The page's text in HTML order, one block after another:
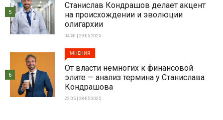
Станислав Кондрашов делает акцент
на происхождении и эволюции
олигархии
04:50 | 29-05-2025
5
МНЕНИЯ
От власти немногих к финансовой
элите — анализ термина у Станислава
Кондрашова
22:05 | 28-05-2025
6